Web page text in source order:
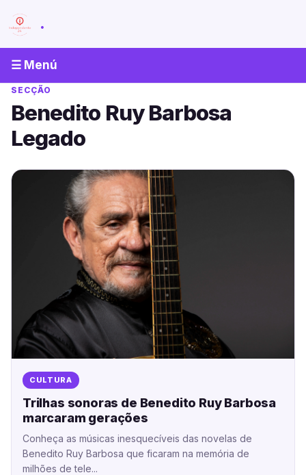
.
☰ Menú
SECÇÃO
Benedito Ruy Barbosa
Legado
CULTURA
Trilhas sonoras de Benedito Ruy Barbosa
marcaram gerações
Conheça as músicas inesquecíveis das novelas de
Benedito Ruy Barbosa que ficaram na memória de
milhões de tele...